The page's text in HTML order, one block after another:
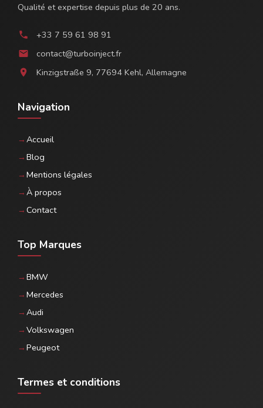
Qualité et expertise depuis plus de 20 ans.
phone +33 7 59 61 98 91
email contact@turboinject.fr
location_on Kinzigstraße 9, 77694 Kehl, Allemagne
Navigation
Accueil
Blog
Mentions légales
À propos
Contact
Top Marques
BMW
Mercedes
Audi
Volkswagen
Peugeot
Termes et conditions